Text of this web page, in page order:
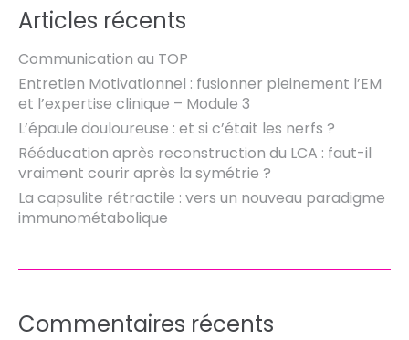
Articles récents
Communication au TOP
Entretien Motivationnel : fusionner pleinement l’EM
et l’expertise clinique – Module 3
L’épaule douloureuse : et si c’était les nerfs ?
Rééducation après reconstruction du LCA : faut-il
vraiment courir après la symétrie ?
La capsulite rétractile : vers un nouveau paradigme
immunométabolique
Commentaires récents